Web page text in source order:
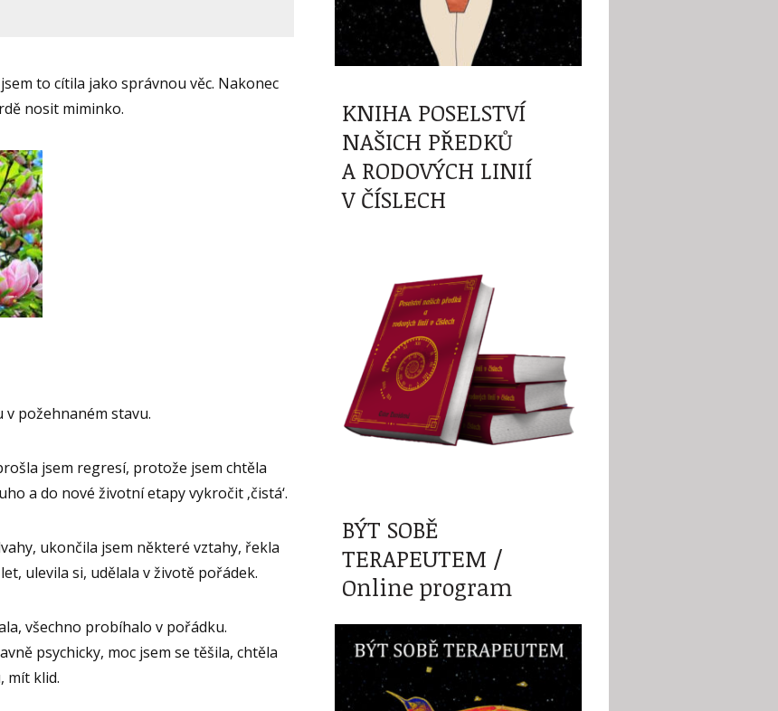
to cítila jako správnou věc. Nakonec
nosit miminko.
v požehnaném stavu.
jsem regresí, protože jsem chtěla
a do nové životní etapy vykročit ‚čistá‘.
ukončila jsem některé vztahy, řekla
ulevila si, udělala v životě pořádek.
všechno probíhalo v pořádku.
psychicky, moc jsem se těšila, chtěla
mít klid.
KNIHA POSELSTVÍ
NAŠICH PŘEDKŮ
A RODOVÝCH LINIÍ
V ČÍSLECH
BÝT SOBĚ
TERAPEUTEM /
Online program